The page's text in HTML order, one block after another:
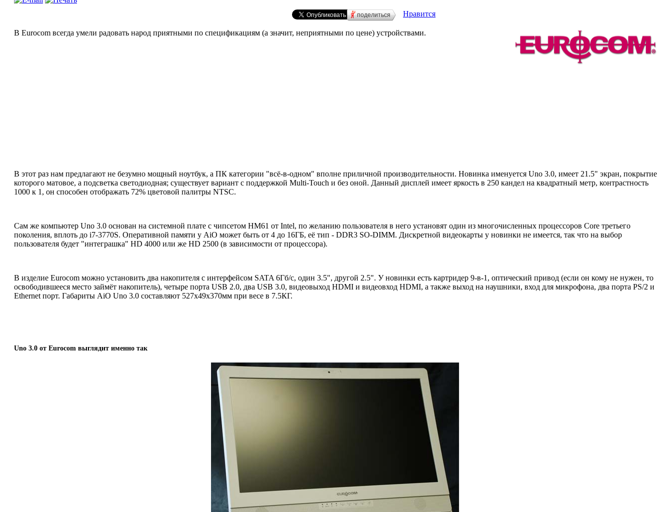
поделиться Нравится
В Eurocom всегда умели радовать народ приятными по спецификациям (а значит, неприятными по цене) устройствами.
В этот раз нам предлагают не безумно мощный ноутбук, а ПК категории "всё-в-одном" вполне приличной производительности. Новинка именуется Uno 3.0, имеет 21.5" экран, покрытие
которого матовое, а подсветка светодиодная; существует вариант с поддержкой Multi-Touch и без оной. Данный дисплей имеет яркость в 250 кандел на квадратный метр, контрастность
1000 к 1, он способен отображать 72% цветовой палитры NTSC.
Сам же компьютер Uno 3.0 основан на системной плате с чипсетом HM61 от Intel, по желанию пользователя в него установят один из многочисленных процессоров Core третьего
поколения, вплоть до i7-3770S. Оперативной памяти у AiO может быть от 4 до 16ГБ, её тип - DDR3 SO-DIMM. Дискретной видеокарты у новинки не имеется, так что на выбор
пользователя будет "интеграшка" HD 4000 или же HD 2500 (в зависимости от процессора).
В изделие Eurocom можно установить два накопителя с интерфейсом SATA 6Гб/с, один 3.5", другой 2.5". У новинки есть картридер 9-в-1, оптический привод (если он кому не нужен, то
освободившееся место займёт накопитель), четыре порта USB 2.0, два USB 3.0, видеовыход HDMI и видеовход HDMI, а также выход на наушники, вход для микрофона, два порта PS/2 и
Ethernet порт. Габариты AiO Uno 3.0 составляют 527x49x370мм при весе в 7.5КГ.
Uno 3.0 от Eurocom выглядит именно так